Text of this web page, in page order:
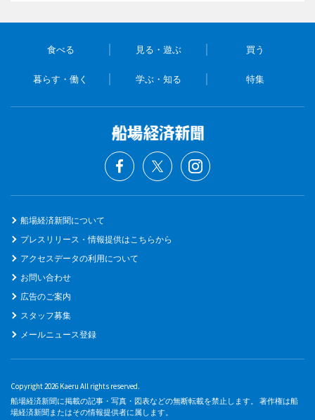
食べる 見る・遊ぶ 買う
暮らす・働く 学ぶ・知る 特集
船場経済新聞について
プレスリリース・情報提供はこちらから
アクセスデータの利用について
お問い合わせ
広告のご案内
スタッフ募集
メールニュース登録
Copyright 2026 Kaeru All rights reserved.
船場経済新聞に掲載の記事・写真・図表などの無断転載を禁止します。 著作権は船
場経済新聞またはその情報提供者に属します。